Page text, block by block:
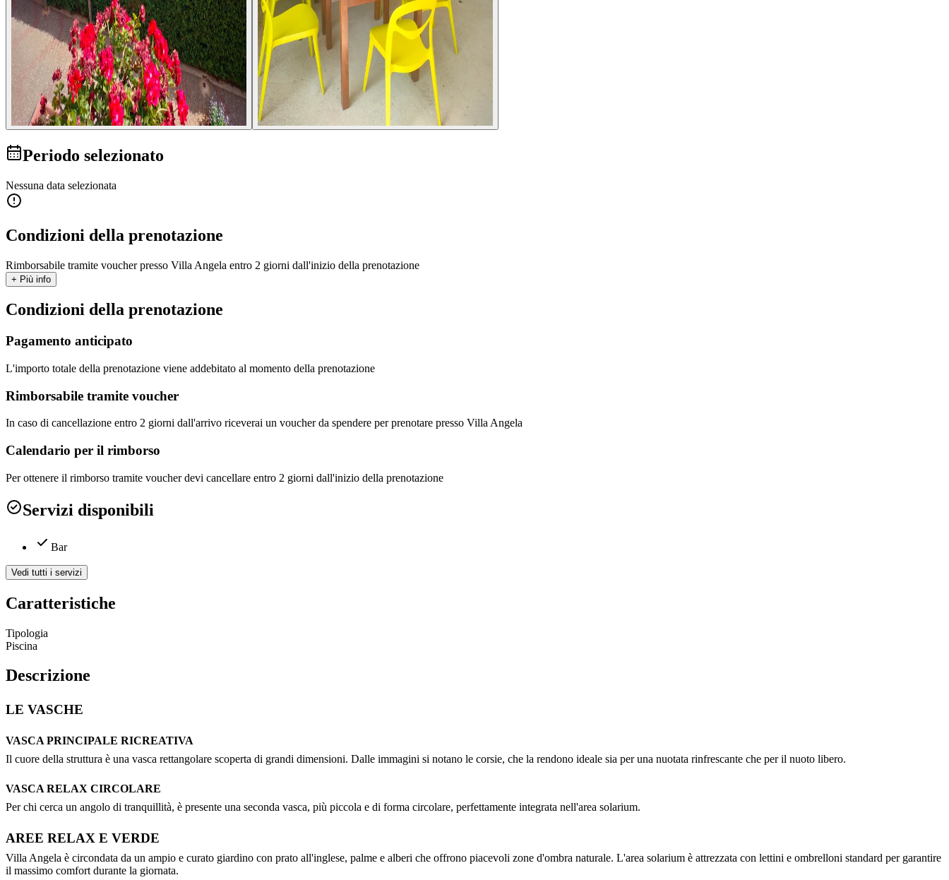
Periodo selezionato
Nessuna data selezionata
Condizioni della prenotazione
Rimborsabile tramite voucher presso Villa Angela entro 2 giorni dall'inizio della prenotazione
+ Più info
Condizioni della prenotazione
Pagamento anticipato
L'importo totale della prenotazione viene addebitato al momento della prenotazione
Rimborsabile tramite voucher
In caso di cancellazione entro 2 giorni dall'arrivo riceverai un voucher da spendere per prenotare presso Villa Angela
Calendario per il rimborso
Per ottenere il rimborso tramite voucher devi cancellare entro 2 giorni dall'inizio della prenotazione
Servizi disponibili
Bar
Vedi tutti i servizi
Caratteristiche
Tipologia
Piscina
Descrizione
LE VASCHE
VASCA PRINCIPALE RICREATIVA
Il cuore della struttura è una vasca rettangolare scoperta di grandi dimensioni. Dalle immagini si notano le corsie, che la rendono ideale sia per una nuotata rinfrescante che per il nuoto libero.
VASCA RELAX CIRCOLARE
Per chi cerca un angolo di tranquillità, è presente una seconda vasca, più piccola e di forma circolare, perfettamente integrata nell'area solarium.
AREE RELAX E VERDE
Villa Angela è circondata da un ampio e curato giardino con prato all'inglese, palme e alberi che offrono piacevoli zone d'ombra naturale. L'area solarium è attrezzata con lettini e ombrelloni standard per garantire
il massimo comfort durante la giornata.